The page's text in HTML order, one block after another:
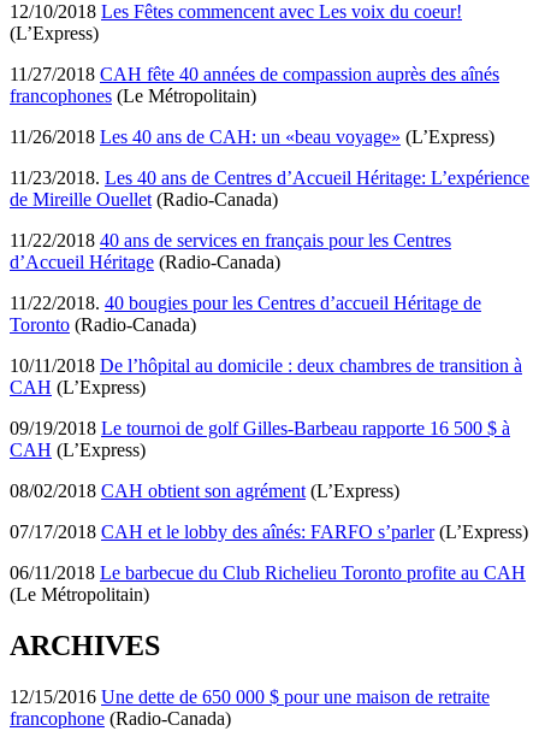
12/10/2018 Les Fêtes commencent avec Les voix du coeur!
(L’Express)
11/27/2018 CAH fête 40 années de compassion auprès des aînés
francophones (Le Métropolitain)
11/26/2018 Les 40 ans de CAH: un «beau voyage» (L’Express)
11/23/2018. Les 40 ans de Centres d’Accueil Héritage: L’expérience
de Mireille Ouellet (Radio-Canada)
11/22/2018 40 ans de services en français pour les Centres
d’Accueil Héritage (Radio-Canada)
11/22/2018. 40 bougies pour les Centres d’accueil Héritage de
Toronto (Radio-Canada)
10/11/2018 De l’hôpital au domicile : deux chambres de transition à
CAH (L’Express)
09/19/2018 Le tournoi de golf Gilles-Barbeau rapporte 16 500 $ à
CAH (L’Express)
08/02/2018 CAH obtient son agrément (L’Express)
07/17/2018 CAH et le lobby des aînés: FARFO s’parler(L’Express)
06/11/2018 Le barbecue du Club Richelieu Toronto profite au CAH
(Le Métropolitain)
ARCHIVES
12/15/2016 Une dette de 650 000 $ pour une maison de retraite
francophone (Radio-Canada)